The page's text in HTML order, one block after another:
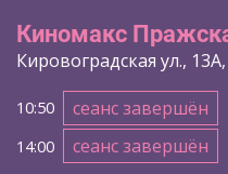
Киномакс
Кировоградская ул.,
10:50 сеанс завершён
14:00 сеанс завершён